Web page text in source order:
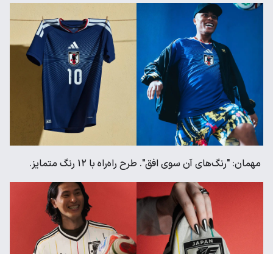
مهمان: "رنگ‌های آن سوی افق". طرح راه‌راه با ۱۲ رنگ متمایز.